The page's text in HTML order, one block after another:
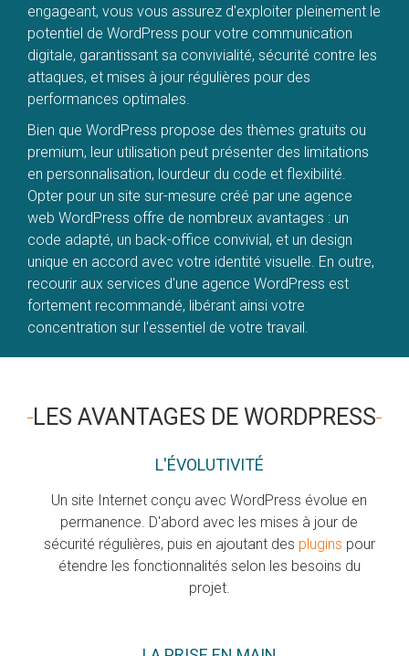
engageant, vous vous assurez d'exploiter pleinement le
potentiel de WordPress pour votre communication
digitale, garantissant sa convivialité, sécurité contre les
attaques, et mises à jour régulières pour des
performances optimales.
Bien que WordPress propose des thèmes gratuits ou
premium, leur utilisation peut présenter des limitations
en personnalisation, lourdeur du code et flexibilité.
Opter pour un site sur-mesure créé par une agence
web WordPress offre de nombreux avantages : un
code adapté, un back-office convivial, et un design
unique en accord avec votre identité visuelle. En outre,
recourir aux services d'une agence WordPress est
fortement recommandé, libérant ainsi votre
concentration sur l'essentiel de votre travail.
LES AVANTAGES DE WORDPRESS
L'ÉVOLUTIVITÉ
Un site Internet conçu avec WordPress évolue en
permanence. D'abord avec les mises à jour de
sécurité régulières, puis en ajoutant des plugins pour
étendre les fonctionnalités selon les besoins du
projet.